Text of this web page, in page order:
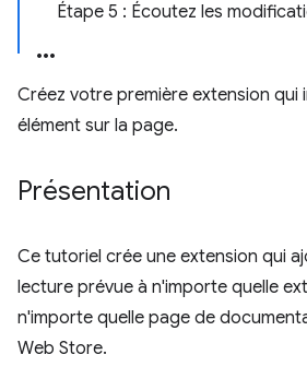
Étape 5 : Écoutez les
Créez votre première extension qui
élément sur la page.
Présentation
Ce tutoriel crée une extension qui
lecture prévue à n'importe quelle
n'importe quelle page de
Web Store.